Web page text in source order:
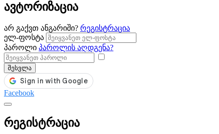
ავტორიზაცია
არ გაქვთ ანგარიში? რეგისტრაცია
ელ-ფოსტა
პაროლი პაროლის აღდგენა?
შესვლა
Facebook
რეგისტრაცია